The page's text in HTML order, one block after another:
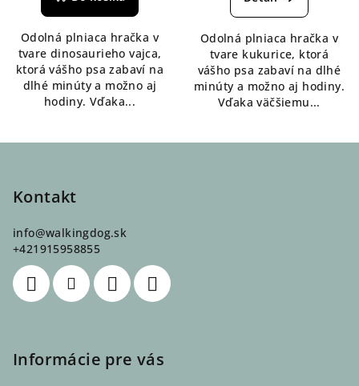
Odolná plniaca hračka v
tvare dinosaurieho vajca,
ktorá vášho psa zabaví na
dlhé minúty a možno aj
hodiny. Vďaka...
Odolná plniaca hračka v
tvare kukurice, ktorá
vášho psa zabaví na dlhé
minúty a možno aj hodiny.
Vďaka väčšiemu...
Kontakt
info@walkingdog.sk
+421915958855
Informácie pre vás